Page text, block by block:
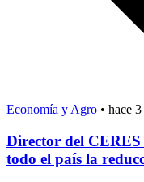
Economía y Agro • hace
Director del CERES
todo el país la